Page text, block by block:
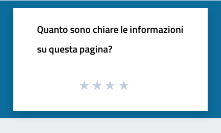
Quanto sono chiare le informazioni
su questa pagina?